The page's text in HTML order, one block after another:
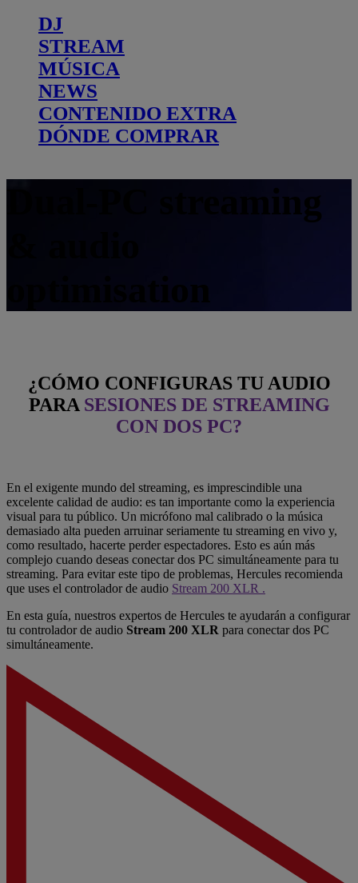
DJ
STREAM
MÚSICA
NEWS
CONTENIDO EXTRA
DÓNDE COMPRAR
Dual-PC streaming
¿CÓMO CONFIGURAS TU AUDIO
PARA SESIONES DE STREAMING
CON DOS PC?
En el exigente mundo del streaming, es imprescindible una
excelente calidad de audio: es tan importante como la experiencia
visual para tu público. Un micrófono mal calibrado o la música
demasiado alta pueden arruinar seriamente tu streaming en vivo y,
como resultado, hacerte perder espectadores. Esto es aún más
complejo cuando deseas conectar dos PC simultáneamente para tu
streaming. Para evitar este tipo de problemas, Hercules recomienda
que uses el controlador de audio Stream 200 XLR .
En esta guía, nuestros expertos de Hercules te ayudarán a configurar
tu controlador de audio Stream 200 XLR para conectar dos PC
simultáneamente.